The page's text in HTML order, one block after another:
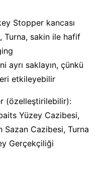
Stopper kancası
Turna, sakin ile hafif
ayrı saklayın, çünkü
etkileyebilir
(özelleştirilebilir):
Yüzey Cazibesi,
Sazan Cazibesi, Turna
Gerçekçiliği